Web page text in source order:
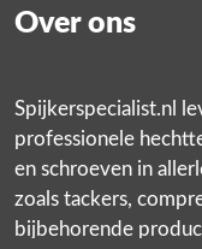
Over ons
Spijkerspecialist.nl
professionele
en schroeven in
zoals tackers,
bijbehorende